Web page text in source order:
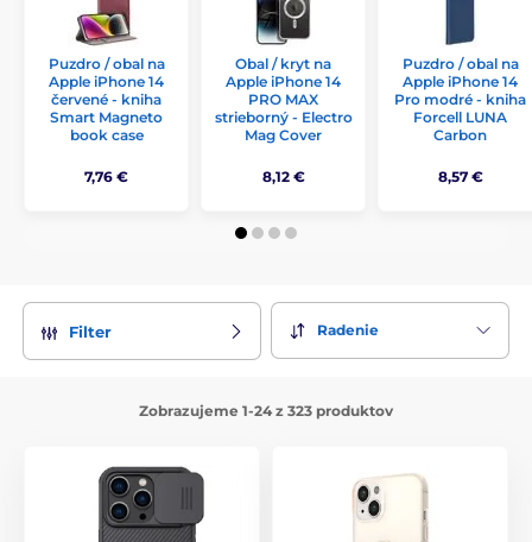
Puzdro / obal na
Apple iPhone 14
červené - kniha
Smart Magneto
book case
7,76 €
Obal / kryt na
Apple iPhone 14
PRO MAX
strieborný - Electro
Mag Cover
8,12 €
Puzdro / obal na
Apple iPhone 14
Pro modré - kniha
Forcell LUNA
Carbon
8,57 €
Filter Radenie
Zobrazujeme 1-24 z 323 produktov